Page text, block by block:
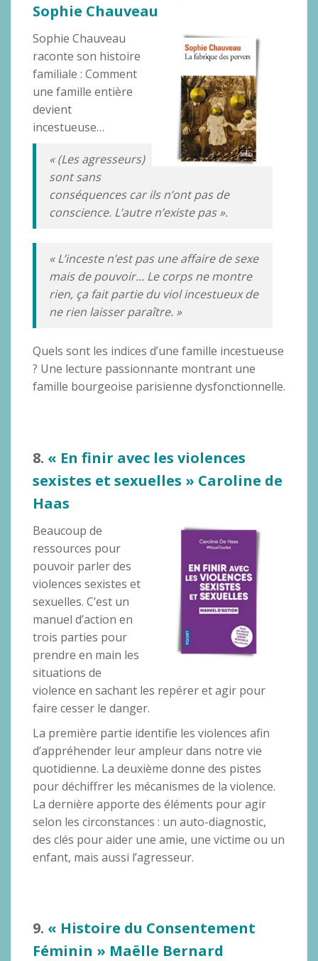
Sophie Chauveau
Sophie Chauveau
raconte son histoire
familiale : Comment
une famille entière
devient
incestueuse…
« (Les agresseurs)
sont sans
conséquences car ils n’ont pas de
conscience. L’autre n’existe pas ».
« L’inceste n’est pas une affaire de sexe
mais de pouvoir… Le corps ne montre
rien, ça fait partie du viol incestueux de
ne rien laisser paraître. »
Quels sont les indices d’une famille incestueuse
? Une lecture passionnante montrant une
famille bourgeoise parisienne dysfonctionnelle.
8. « En finir avec les violences
sexistes et sexuelles » Caroline de
Haas
Beaucoup de
ressources pour
pouvoir parler des
violences sexistes et
sexuelles. C’est un
manuel d’action en
trois parties pour
prendre en main les
situations de
violence en sachant les repérer et agir pour
faire cesser le danger.
La première partie identifie les violences afin
d’appréhender leur ampleur dans notre vie
quotidienne. La deuxième donne des pistes
pour déchiffrer les mécanismes de la violence.
La dernière apporte des éléments pour agir
selon les circonstances : un auto-diagnostic,
des clés pour aider une amie, une victime ou un
enfant, mais aussi l’agresseur.
9. « Histoire du Consentement
Féminin » Maëlle Bernard